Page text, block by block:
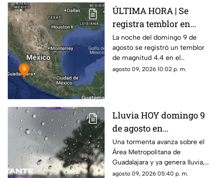
ÚLTIMA HORA | Se
registra temblor en
Jalisco; ¿hay daños?
La noche del domingo 9 de
agosto se registró un temblor
de magnitud 4.4 en el
municipio de Puerto Vallarta,
agosto 09, 2026 10:02 p. m.
Lluvia HOY domingo 9
de agosto en
Guadalajara: ¿Dónde
está lloviendo y qué
zonas tienen alerta?
Una tormenta avanza sobre el
Área Metropolitana de
Guadalajara y ya genera lluvia,
actividad eléctrica y rachas de
agosto 09, 2026 05:40 p. m.